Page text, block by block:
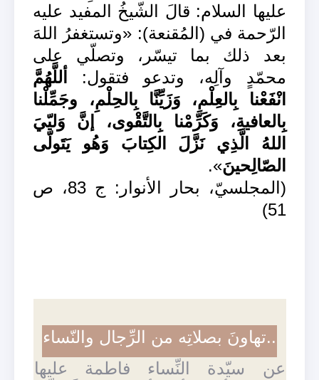
عليها السلام: قالَ الشّيخُ المفيد عليه
الرّحمة في (المُقنعة): «وتستغفرُ اللهَ
بعد ذلك بما تيسّر، وتصلّي على
محمّدٍ وآلِه، وتدعو فتقول:
أللَّهُمَّ
انْفَعْنا بِالعِلْمِ، وَزَيِّنَّا بِالحِلْمِ، وجَمِّلْنا
بِالعافيةِ، وَكَرِّمْنا بِالتَّقْوى، إنَّ وَليّيَ
اللهُ الَّذِي نَزَّلَ الكِتابَ وَهُو يَتَولّى
الصّالِحينَ».
(المجلسيّ، بحار الأنوار: ج 83، ص
51)
..تهاونَ بصلاتِه من الرِّجال والنّساء
عن سيّدة النِّساء فاطمة عليها